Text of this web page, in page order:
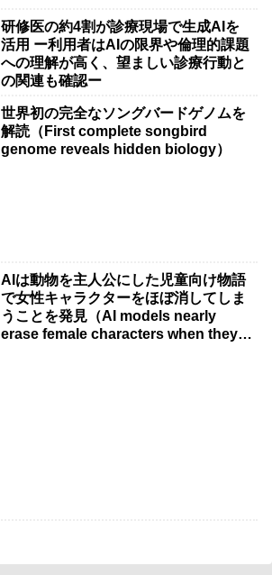
研修医の約4割が診療現場で生成AIを
活用 ー利用者はAIの限界や倫理的課題
への理解が高く、望ましい診療行動と
の関連も確認ー
世界初の完全なソングバードゲノムを
解読（First complete songbird
genome reveals hidden biology）
AIは動物を主人公にした児童向け物語
で女性キャラクターをほぼ消してしま
うことを発見（AI models nearly
erase female characters when they